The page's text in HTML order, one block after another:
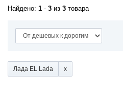
Найдено: 1 - 3 из 3 товара
Лада EL Lada